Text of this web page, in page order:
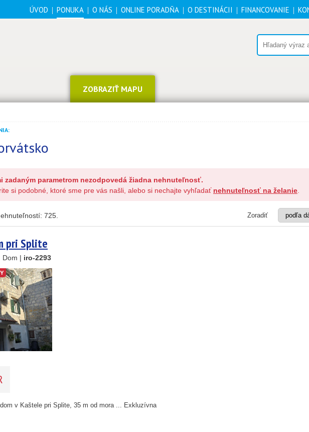
ÚVOD PONUKA O NÁS ONLINE PORADŇA O DESTINÁCII FINANCOVANIE
ZOBRAZIŤ MAPU
zadaným parametrom nezodpovedá žiadna nehnuteľnosť.
si podobné, ktoré sme pre vás našli, alebo si nechajte vyhľadať nehnuteľnosť na želanie
725 Zoradiť
pri Splite
Dom | iro-2293
v Kaštele pri Splite, 35 m od mora ... Exkluzívna